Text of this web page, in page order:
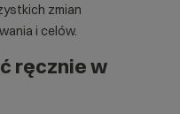
zmian
i celów.
ręcznie w